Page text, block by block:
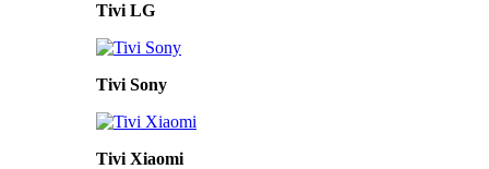
Tivi LG
Tivi Sony
Tivi Xiaomi